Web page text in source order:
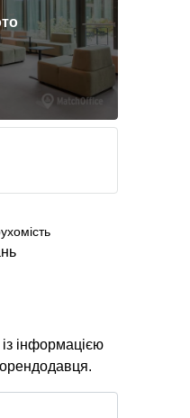
інформацією
орендодавця.